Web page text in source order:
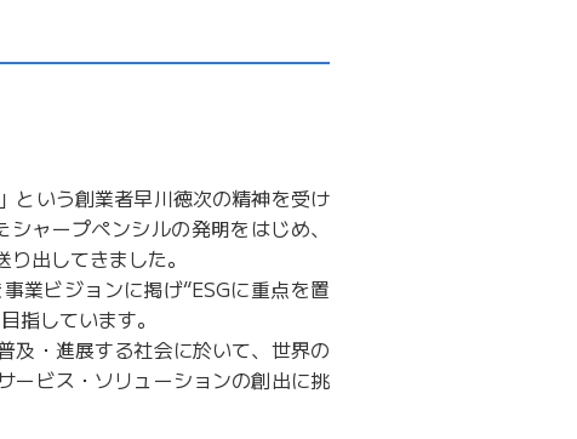
という創業者早川徳次の精神を受け
ャープペンシルの発明をはじめ、
出してきました。
業ビジョンに掲げ“ESGに重点を置
指しています。
及・進展する社会に於いて、世界の
ービス・ソリューションの創出に挑